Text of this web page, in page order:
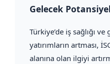
Gelecek
Türkiye’de iş sağlığı
yatırımların artması,
alanına olan ilgiyi